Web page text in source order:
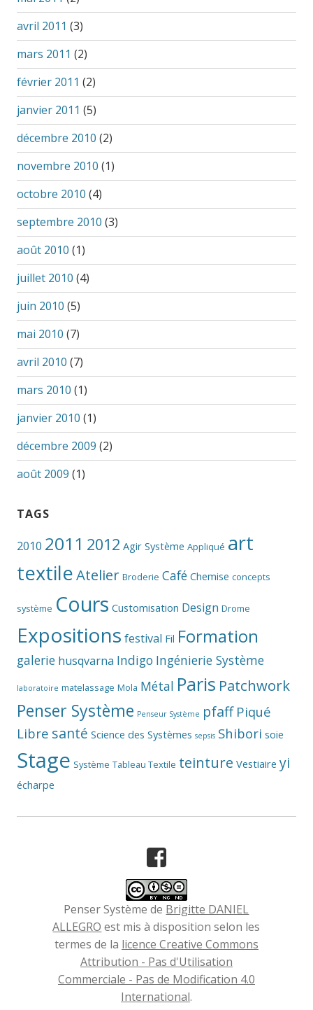
avril 2011 (3)
mars 2011 (2)
février 2011 (2)
janvier 2011 (5)
décembre 2010 (2)
novembre 2010 (1)
octobre 2010 (4)
septembre 2010 (3)
août 2010 (1)
juillet 2010 (4)
juin 2010 (5)
mai 2010 (7)
avril 2010 (7)
mars 2010 (1)
janvier 2010 (1)
décembre 2009 (2)
août 2009 (1)
TAGS
2010 2011 2012 Agir Système Appliqué art
textileAtelier Broderie Café Chemise concepts
système Cours Customisation Design Drome
Expositions festival Fil Formation
galerie husqvarna Indigo Ingénierie Système
laboratoire matelassage Mola Métal Paris Patchwork
Penser Système Penseur Système pfaff Piqué
Libre santé Science des Systèmes sepsis Shibori soie
Stage Système Tableau Textile teinture Vestiaire yi
écharpe
Facebook
Penser Système de Brigitte DANIEL
ALLEGRO est mis à disposition selon les
termes de la licence Creative Commons
Attribution - Pas d'Utilisation
Commerciale - Pas de Modification 4.0
International.